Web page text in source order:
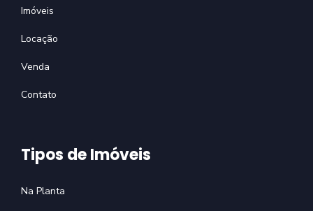
Imóveis
Locação
Venda
Contato
Tipos de Imóveis
Na Planta